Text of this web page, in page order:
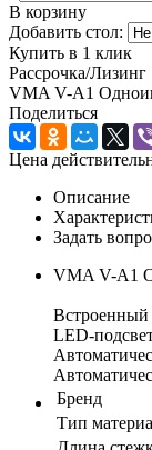
В корзину
Добавить стол:
Купить в 1 клик
Рассрочка/Лизинг
VMA V-A1
Поделиться
Цена
Описание
Задать
VMA V-A1
Встроенный
LED-
Бренд
Тип